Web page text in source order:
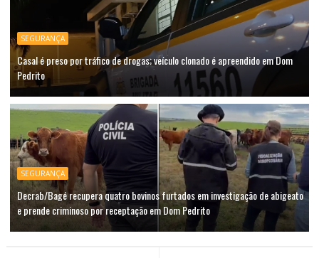
SEGURANÇA
Casal é preso por tráfico de drogas; veículo clonado é apreendido em Dom
Pedrito
SEGURANÇA
Decrab/Bagé recupera quatro bovinos furtados em investigação de abigeato
e prende criminoso por receptação em Dom Pedrito